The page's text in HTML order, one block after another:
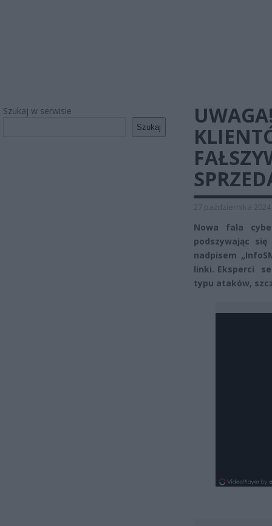
Szukaj w serwisie
Szukaj
27 października 2024
Nowa fala
podszywając
nadpisem
linki. Eksperci
typu ataków,